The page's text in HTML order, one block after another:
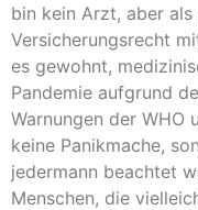
bin kein Arzt, aber
Versicherungsrecht
es gewohnt,
Pandemie aufgrund
Warnungen der WHO
keine Panikmache,
jedermann beachtet
Menschen, die